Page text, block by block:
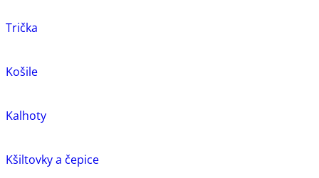
Trička
Košile
Kalhoty
Kšiltovky a čepice